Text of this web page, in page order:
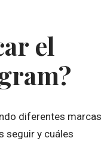
el
diferentes marcas
seguir y cuáles